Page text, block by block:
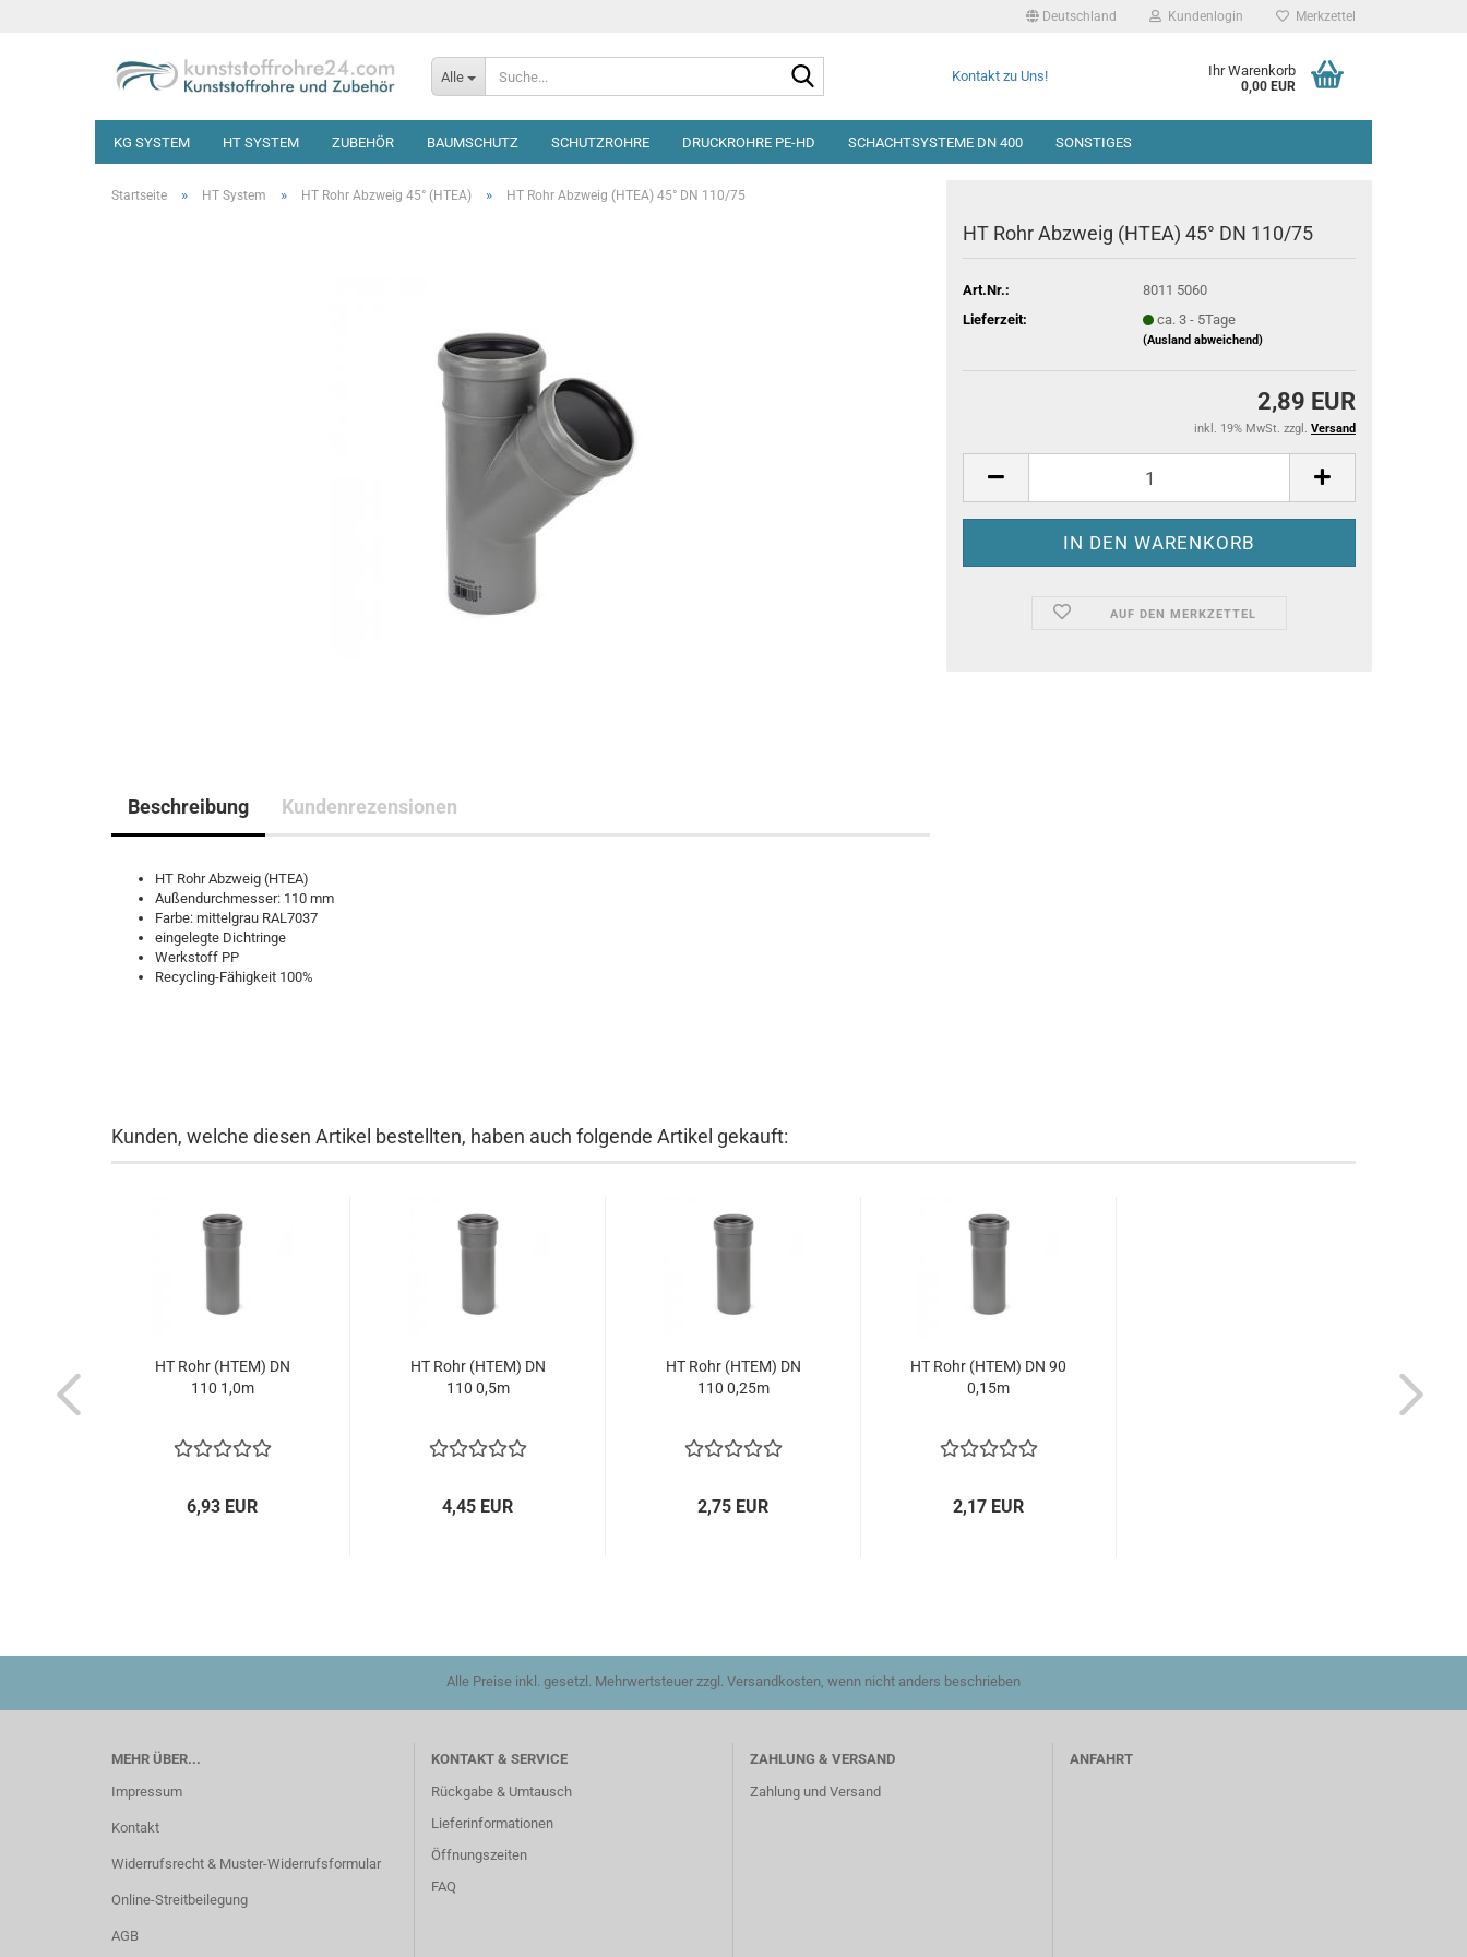
Deutschland Kundenlogin Merkzettel
Alle Kontakt zu Uns! Ihr Warenkorb
0,00 EUR
KG SYSTEM HT SYSTEM ZUBEHÖR BAUMSCHUTZ SCHUTZROHRE DRUCKROHRE PE-HD SCHACHTSYSTEME DN 400 SONSTIGES
Startseite » HT System » HT Rohr Abzweig 45° (HTEA) » HT Rohr Abzweig (HTEA) 45° DN 110/75
HT Rohr Abzweig (HTEA) 45° DN 110/75
Art.Nr.:
8011 5060
Lieferzeit:
ca. 3 - 5Tage
(Ausland abweichend)
2,89 EUR
inkl. 19% MwSt. zzgl. Versand
AUF DEN MERKZETTEL
Beschreibung Kundenrezensionen
HT Rohr Abzweig (HTEA)
Außendurchmesser: 110 mm
Farbe: mittelgrau RAL7037
eingelegte Dichtringe
Werkstoff PP
Recycling-Fähigkeit 100%
Kunden, welche diesen Artikel bestellten, haben auch folgende Artikel gekauft:
HT Rohr (HTEM) DN
110 1,0m
6,93 EUR
HT Rohr (HTEM) DN
110 0,5m
4,45 EUR
HT Rohr (HTEM) DN
110 0,25m
2,75 EUR
HT Rohr (HTEM) DN 90
0,15m
2,17 EUR
Alle Preise inkl. gesetzl. Mehrwertsteuer zzgl. Versandkosten, wenn nicht anders beschrieben
MEHR ÜBER...
Impressum
Kontakt
Widerrufsrecht & Muster-Widerrufsformular
Online-Streitbeilegung
AGB
KONTAKT & SERVICE
Rückgabe & Umtausch
Lieferinformationen
Öffnungszeiten
FAQ
ZAHLUNG & VERSAND
Zahlung und Versand
ANFAHRT